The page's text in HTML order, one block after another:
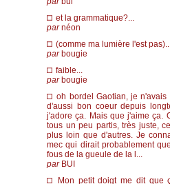
et la grammatique?...
parnéon
(comme ma lumière l'est
parbougie
faible...
parbougie
oh bordel Gaotian, je n'avais
d'aussi bon coeur depuis
j'adore ça. Mais que j'aime ça.
tous un peu partis, très juste,
plus loin que d'autres. Je
mec qui dirait probablement
fous de la gueule de la l...
par BUI
Mon petit doigt me dit que